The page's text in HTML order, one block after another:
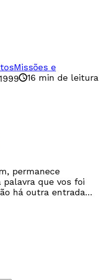
Missões e
16 min de leitura
permanece
que vos foi
há outra entrada